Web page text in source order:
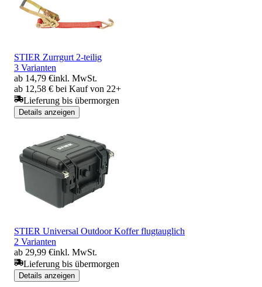
STIER Zurrgurt 2-teilig
3 Varianten
ab 14,79 €inkl. MwSt.
ab 12,58 € bei Kauf von 22+
Lieferung bis übermorgen
Details anzeigen
STIER Universal Outdoor Koffer flugtauglich
2 Varianten
ab 29,99 €inkl. MwSt.
Lieferung bis übermorgen
Details anzeigen